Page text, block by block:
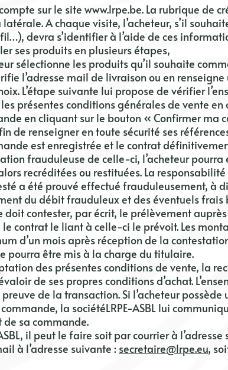
sur le site www.lrpe.be. La rubrique de
A chaque visite, l’acheteur, s’il
devra s’identifier à l’aide de ces
ses produits en plusieurs étapes,
sélectionne les produits qu’il souhaite
l’adresse mail de livraison ou en renseigne
L’étape suivante lui propose de vérifier
présentes conditions générales de vente en
en cliquant sur le bouton « Confirmer ma
de renseigner en toute sécurité ses
est enregistrée et le contrat
frauduleuse de celle-ci, l’acheteur pourra
recréditées ou restituées. La
a été prouvé effectué frauduleusement, à
du débit frauduleux et des éventuels frais
contester, par écrit, le prélèvement
contrat le liant à celle-ci le prévoit. Les
d’un mois après réception de la
pourra être mis à la charge du titulaire.
des présentes conditions de vente, la
de ses propres conditions d’achat.
de la transaction. Si l’acheteur possède
la sociétéLRPE-ASBL lui
sa commande.
il peut le faire soit par courrier à l’adresse
à l’adresse suivante : secretaire@lrpe.eu,